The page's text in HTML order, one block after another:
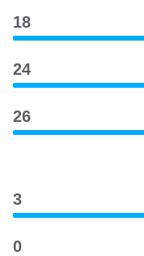
18
24
26
3
0